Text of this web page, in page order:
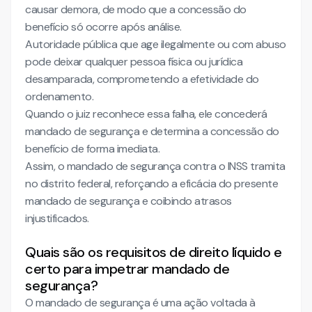
causar demora, de modo que a concessão do
benefício só ocorre após análise.
Autoridade pública que age ilegalmente ou com abuso
pode deixar qualquer pessoa física ou jurídica
desamparada, comprometendo a efetividade do
ordenamento.
Quando o juiz reconhece essa falha, ele concederá
mandado de segurança e determina a concessão do
benefício de forma imediata.
Assim, o mandado de segurança contra o INSS tramita
no distrito federal, reforçando a eficácia do presente
mandado de segurança e coibindo atrasos
injustificados.
Quais são os requisitos de direito líquido e
certo para impetrar mandado de
segurança?
O mandado de segurança é uma ação voltada à